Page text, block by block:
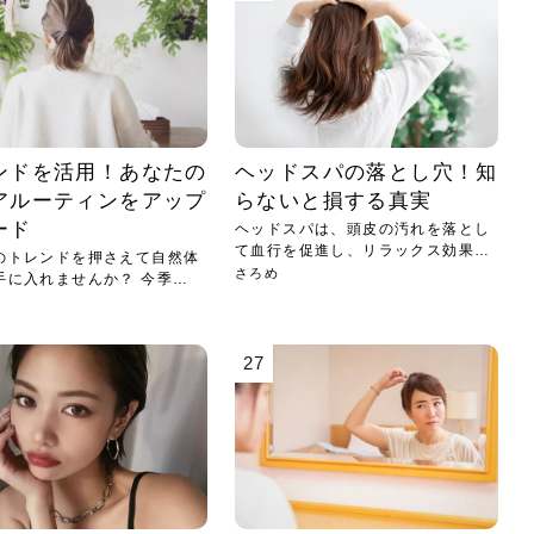
ドを活用！あなたの
ルーティンをアップ
ド
トレンドを押さえて自然体
に入れませんか？ 今季の
ヘッドスパの落とし穴！知
らないと損する真実
ヘッドスパは、頭皮の汚れを落とし
て血行を促進し、リラックス効果や
美髪...
さろめ
27